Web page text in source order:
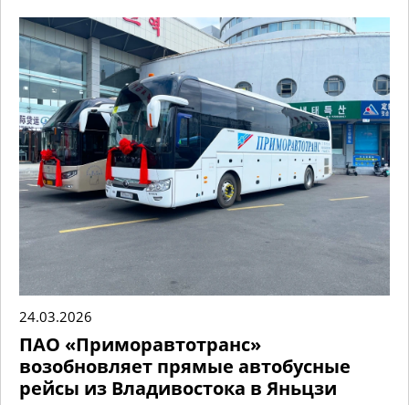
24.03.2026
ПАО «Приморавтотранс»
возобновляет прямые автобусные
рейсы из Владивостока в Яньцзи